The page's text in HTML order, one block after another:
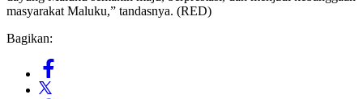
masyarakat Maluku,” tandasnya. (RED)
Bagikan: